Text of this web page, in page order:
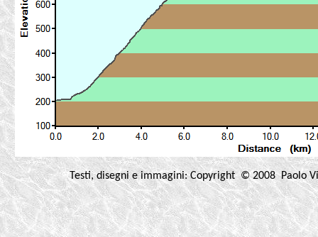
Testi, disegni e immagini: Copyright © 2008 Paolo